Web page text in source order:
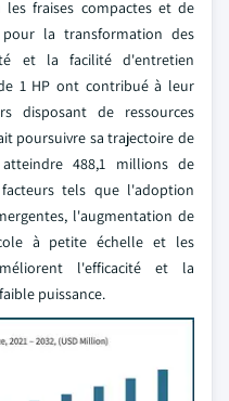
fraises compactes et de
la transformation des
et la facilité d'entretien
1 HP ont contribué à leur
disposant de ressources
poursuivre sa trajectoire de
488,1 millions de
tels que l'adoption
l'augmentation de
à petite échelle et les
l'efficacité et la
puissance.